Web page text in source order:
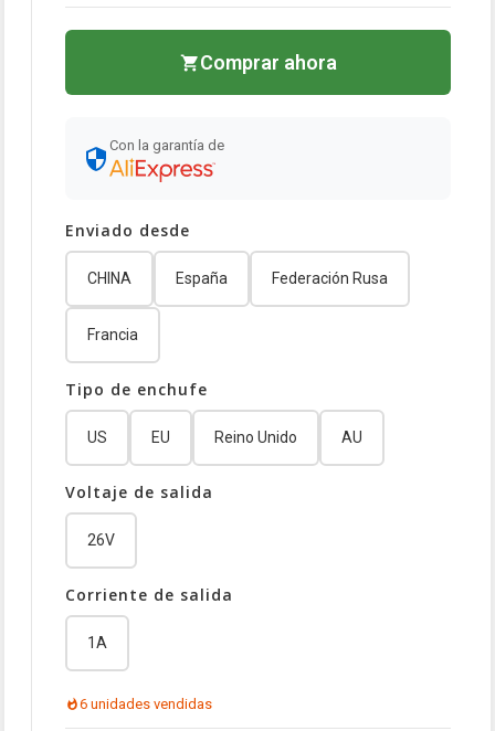
Comprar ahora
Con la garantía de
Enviado desde
CHINA España Federación Rusa
Francia
Tipo de enchufe
US EU Reino Unido AU
Voltaje de salida
26V
Corriente de salida
1A
6 unidades vendidas